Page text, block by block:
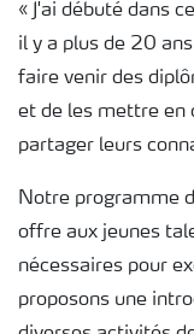
« J'ai débuté dans
il y a plus de 20
faire venir des
et de les mettre en
partager leurs
Notre programme
offre aux jeunes
nécessaires pour
proposons une